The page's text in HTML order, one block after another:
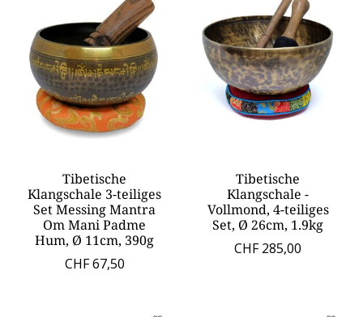
Tibetische
Klangschale 3-teiliges
Set Messing Mantra
Om Mani Padme
Hum, Ø 11cm, 390g
CHF 67,50
Tibetische
Klangschale -
Vollmond, 4-teiliges
Set, Ø 26cm, 1.9kg
CHF 285,00